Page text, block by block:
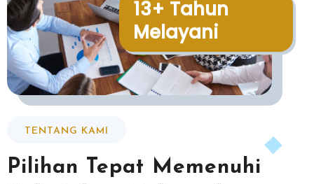
13+ Tahun
Melayani
TENTANG KAMI
Pilihan Tepat Memenuhi